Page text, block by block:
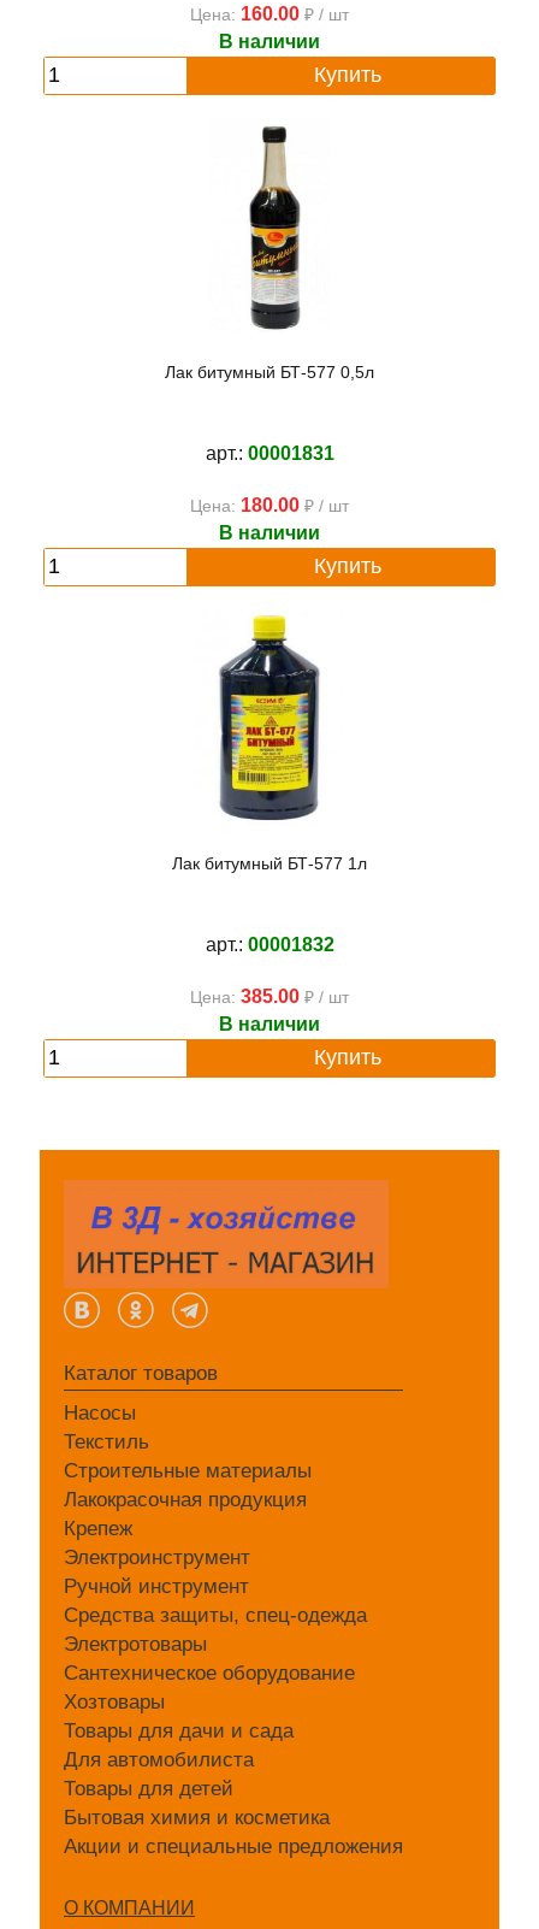
Цена: 160.00 ₽ / шт
В наличии
Купить
Лак битумный БТ-577 0,5л
арт.: 00001831
Цена: 180.00 ₽ / шт
В наличии
Купить
Лак битумный БТ-577 1л
арт.: 00001832
Цена: 385.00 ₽ / шт
В наличии
Купить
Каталог товаров
Насосы
Текстиль
Строительные материалы
Лакокрасочная продукция
Крепеж
Электроинструмент
Ручной инструмент
Средства защиты, спец-одежда
Электротовары
Сантехническое оборудование
Хозтовары
Товары для дачи и сада
Для автомобилиста
Товары для детей
Бытовая химия и косметика
Акции и специальные предложения
О КОМПАНИИ